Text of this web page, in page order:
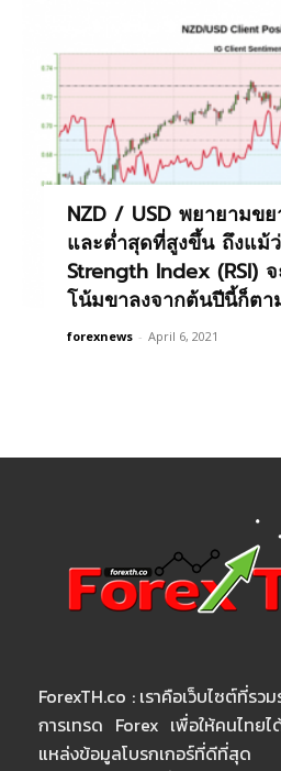
NZD / USD พยายามข
และต่ำสุดที่สูงขึ้น ถึงแม้
Strength Index (RSI)
โน้มขาลงจากต้นปีนี้ก็ตา
forexnews - April 6, 2021
ForexTH.co : เราคือเว็บไซต์ที่ร
การเทรด Forex เพื่อให้คนไทยไ
แหล่งข้อมูลโบรกเกอร์ที่ดีที่สุด